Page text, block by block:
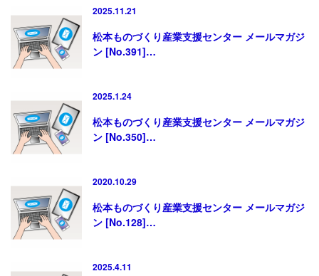
2025.11.21
松本ものづくり産業支援センター メールマガジ
ン [No.391]…
2025.1.24
松本ものづくり産業支援センター メールマガジ
ン [No.350]…
2020.10.29
松本ものづくり産業支援センター メールマガジ
ン [No.128]…
2025.4.11